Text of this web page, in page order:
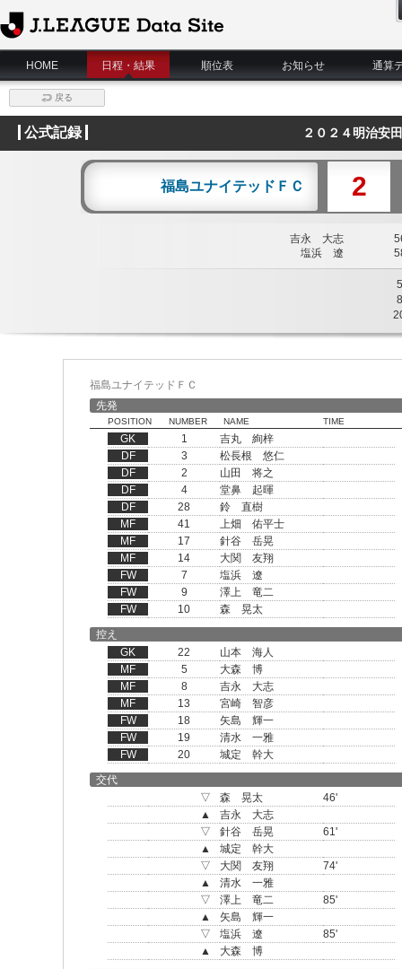
J.League Data Site
HOME
日程・結果 順位表 お知らせ 通算
戻る
公式記録 ２０２４明治安
福島ユナイテッドＦＣ 2
吉永 大志
塩浜 遼
5
8
福島ユナイテッドＦＣ
先発
POSITION NUMBER NAME TIME
GK 1
吉丸 絢梓
DF
3
松長根 悠仁
DF
2
山田 将之
DF
4
堂鼻 起暉
DF
28
鈴 直樹
MF
41
上畑 佑平士
MF
17
針谷 岳晃
MF
14
大関 友翔
FW
7
塩浜 遼
FW
9
澤上 竜二
FW
10
森 晃太
控え
GK
22
山本 海人
MF
5
大森 博
MF
8
吉永 大志
MF
13
宮崎 智彦
FW
18
矢島 輝一
FW
19
清水 一雅
FW
20
城定 幹大
交代
▽
森 晃太
46'
▲
吉永 大志
▽
針谷 岳晃
61'
▲
城定 幹大
▽
大関 友翔
74'
▲
清水 一雅
▽
澤上 竜二
85'
▲
矢島 輝一
▽
塩浜 遼
85'
▲
大森 博